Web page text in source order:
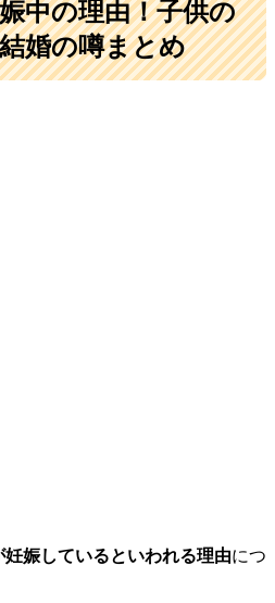
中の理由！子供の
婚の噂まとめ
娠しているといわれる理由につ